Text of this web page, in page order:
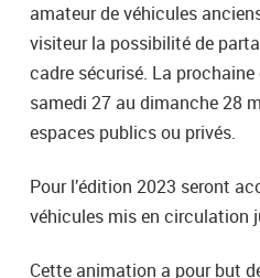
amateur de véhicules
visiteur la possibilité de
cadre sécurisé. La
samedi 27 au dimanche 28
espaces publics ou privés.
Pour l’édition 2023 seront
véhicules mis en circulation
Cette animation a pour but